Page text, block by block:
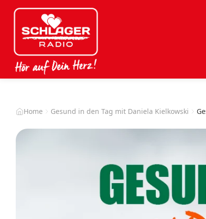
Home Gesund in den Tag mit Daniela Kielkowski